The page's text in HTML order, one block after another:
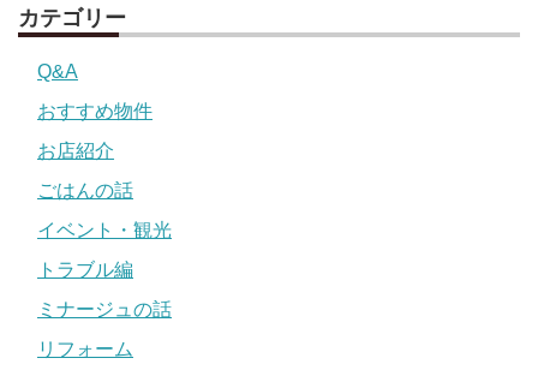
カテゴリー
Q&A
おすすめ物件
お店紹介
ごはんの話
イベント・観光
トラブル編
ミナージュの話
リフォーム